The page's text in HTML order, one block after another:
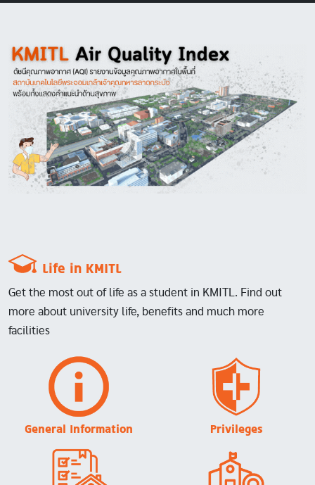
Image
Life in KMITL
Get the most out of life as a student in KMITL. Find out
more about university life, benefits and much more
facilities
Image
General Information
Image
Privileges
Image Image